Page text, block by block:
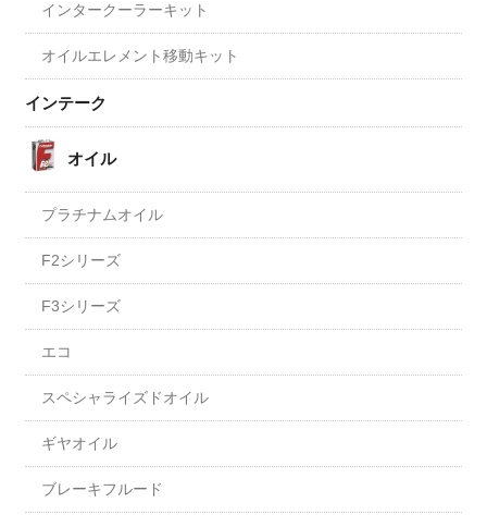
インタークーラーキット
オイルエレメント移動キット
インテーク
オイル
プラチナムオイル
F2シリーズ
F3シリーズ
エコ
スペシャライズドオイル
ギヤオイル
ブレーキフルード